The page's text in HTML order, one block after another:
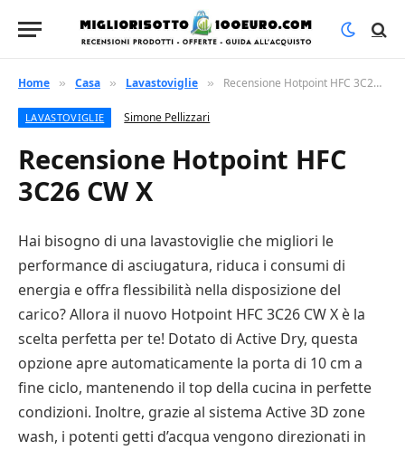
Home » Casa » Lavastoviglie » Recensione Hotpoint HFC 3C26 CW X
LAVASTOVIGLIE Simone Pellizzari
Recensione Hotpoint HFC
3C26 CW X
Hai bisogno di una lavastoviglie che migliori le
performance di asciugatura, riduca i consumi di
energia e offra flessibilità nella disposizione del
carico? Allora il nuovo Hotpoint HFC 3C26 CW X è la
scelta perfetta per te! Dotato di Active Dry, questa
opzione apre automaticamente la porta di 10 cm a
fine ciclo, mantenendo il top della cucina in perfette
condizioni. Inoltre, grazie al sistema Active 3D zone
wash, i potenti getti d’acqua vengono direzionati in